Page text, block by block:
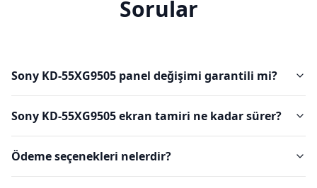
Sorular
Sony KD-55XG9505 panel değişimi garantili mi?
Sony KD-55XG9505 ekran tamiri ne kadar sürer?
Ödeme seçenekleri nelerdir?